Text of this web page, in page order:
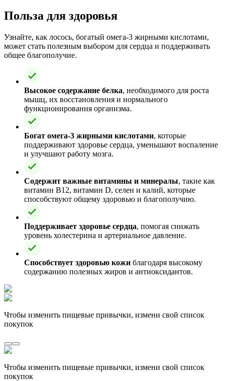
Польза для здоровья
Узнайте, как лосось, богатый омега-3 жирными кислотами,
может стать полезным выбором для сердца и поддерживать
общее благополучие.
Высокое содержание белка, необходимого для роста
мышц, их восстановления и нормального
функционирования организма.
Богат омега-3 жирными кислотами, которые
поддерживают здоровье сердца, уменьшают воспаление
и улучшают работу мозга.
Содержит важные витамины и минералы, такие как
витамин B12, витамин D, селен и калий, которые
способствуют общему здоровью и благополучию.
Поддерживает здоровье сердца, помогая снижать
уровень холестерина и артериальное давление.
Способствует здоровью кожи благодаря высокому
содержанию полезных жиров и антиоксидантов.
Чтобы изменить пищевые привычки, измени свой список
покупок
Чтобы изменить пищевые привычки, измени свой список
покупок